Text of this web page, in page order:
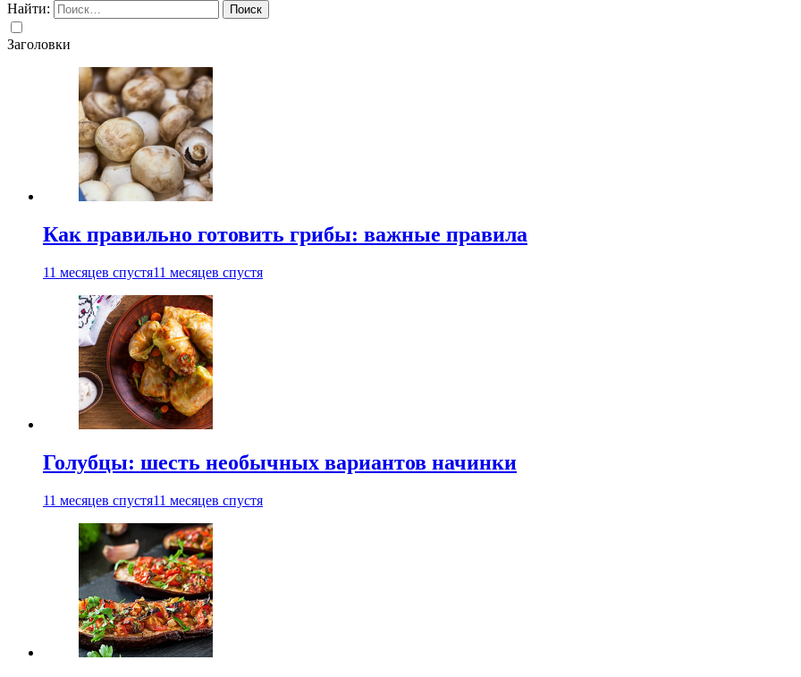
Найти:
Заголовки
Как правильно готовить грибы: важные правила
11 месяцев спустя11 месяцев спустя
Голубцы: шесть необычных вариантов начинки
11 месяцев спустя11 месяцев спустя